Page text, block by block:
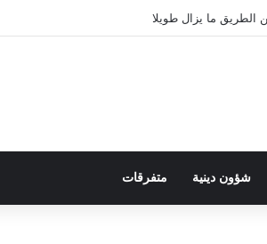
شؤون دينية متفرقات